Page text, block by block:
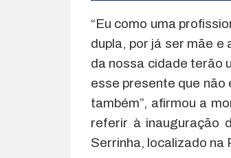
“Eu como uma
dupla, por já ser mãe
da nossa cidade terão
esse presente que não
também”, afirmou a
referir à inauguração
Serrinha, localizado na